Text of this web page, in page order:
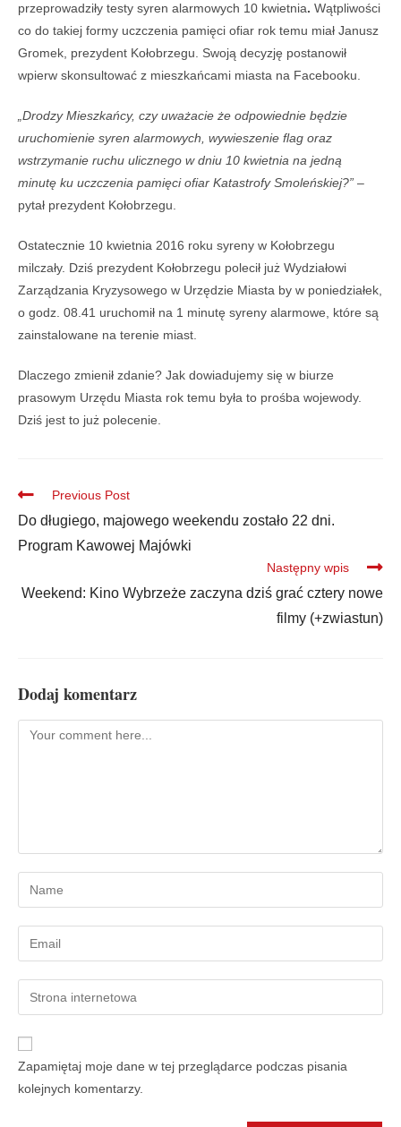
przeprowadziły testy syren alarmowych 10 kwietnia. Wątpliwości
co do takiej formy uczczenia pamięci ofiar rok temu miał Janusz
Gromek, prezydent Kołobrzegu. Swoją decyzję postanowił
wpierw skonsultować z mieszkańcami miasta na Facebooku.
„Drodzy Mieszkańcy, czy uważacie że odpowiednie będzie
uruchomienie syren alarmowych, wywieszenie flag oraz
wstrzymanie ruchu ulicznego w dniu 10 kwietnia na jedną
minutę ku uczczenia pamięci ofiar Katastrofy Smoleńskiej?” –
pytał prezydent Kołobrzegu.
Ostatecznie 10 kwietnia 2016 roku syreny w Kołobrzegu
milczały. Dziś prezydent Kołobrzegu polecił już Wydziałowi
Zarządzania Kryzysowego w Urzędzie Miasta by w poniedziałek,
o godz. 08.41 uruchomił na 1 minutę syreny alarmowe, które są
zainstalowane na terenie miast.
Dlaczego zmienił zdanie? Jak dowiadujemy się w biurze
prasowym Urzędu Miasta rok temu była to prośba wojewody.
Dziś jest to już polecenie.
Previous Post
Do długiego, majowego weekendu zostało 22 dni.
Program Kawowej Majówki
Następny wpis
Weekend: Kino Wybrzeże zaczyna dziś grać cztery nowe
filmy (+zwiastun)
Dodaj komentarz
Zapamiętaj moje dane w tej przeglądarce podczas pisania
kolejnych komentarzy.